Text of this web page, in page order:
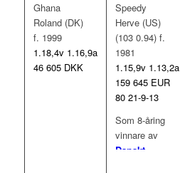
Ghana
Roland (DK)
f. 1999
1.18,4v 1.16,9a
46 605 DKK
Speedy
Herve (US)
(103 0.94) f.
1981
1.15,9v 1.13,2a
159 645 EUR
80 21-9-13
Som 8-åring
vinnare av
Danskt